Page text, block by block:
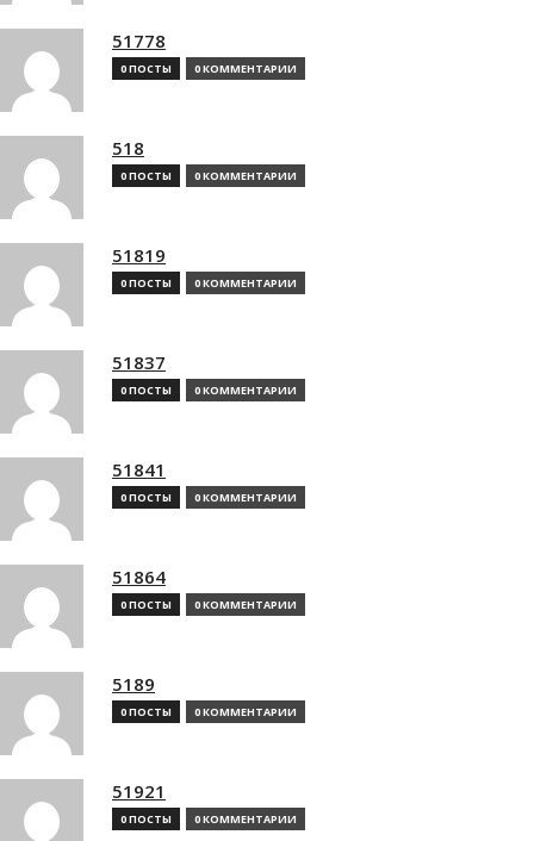
51778
0 ПОСТЫ 0 КОММЕНТАРИИ
518
0 ПОСТЫ 0 КОММЕНТАРИИ
51819
0 ПОСТЫ 0 КОММЕНТАРИИ
51837
0 ПОСТЫ 0 КОММЕНТАРИИ
51841
0 ПОСТЫ 0 КОММЕНТАРИИ
51864
0 ПОСТЫ 0 КОММЕНТАРИИ
5189
0 ПОСТЫ 0 КОММЕНТАРИИ
51921
0 ПОСТЫ 0 КОММЕНТАРИИ